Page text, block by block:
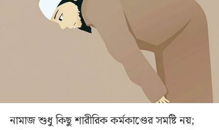
নামাজ শুধু কিছু শারীরিক কর্মকাণ্ডের সমষ্টি নয়;